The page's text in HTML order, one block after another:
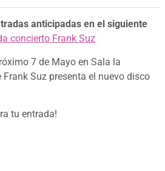
anticipadas en el siguiente
concierto Frank Suz
7 de Mayo en Sala la
Suz presenta el nuevo disco
tu entrada!